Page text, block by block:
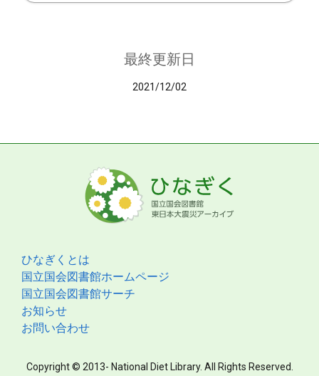
最終更新日
2021/12/02
ひなぎくとは
国立国会図書館ホームページ
国立国会図書館サーチ
お知らせ
お問い合わせ
Copyright © 2013- National Diet Library. All Rights Reserved.